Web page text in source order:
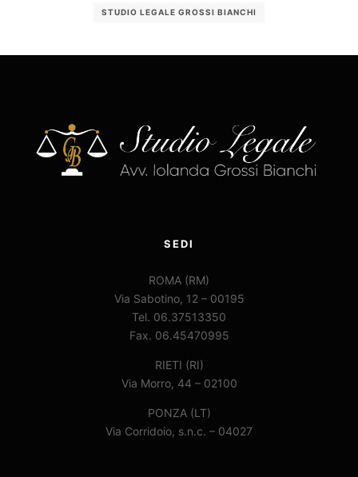
STUDIO LEGALE GROSSI BIANCHI
SEDI
ROMA (RM)
Via Sabotino, 12 – 00195
Tel. 06.37513350
Fax. 06.45470995
RIETI (RI)
Via Morro, 44 – 02100
PONZA (LT)
Via Corridoio, s.n.c. – 04027